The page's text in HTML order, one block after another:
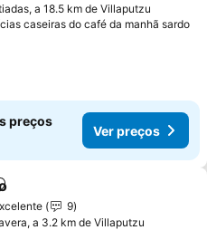
a 18.5 km de Villaputzu
caseiras do café da manhã sardo
preços
Ver preços
aos favoritos
9
a 3.2 km de Villaputzu